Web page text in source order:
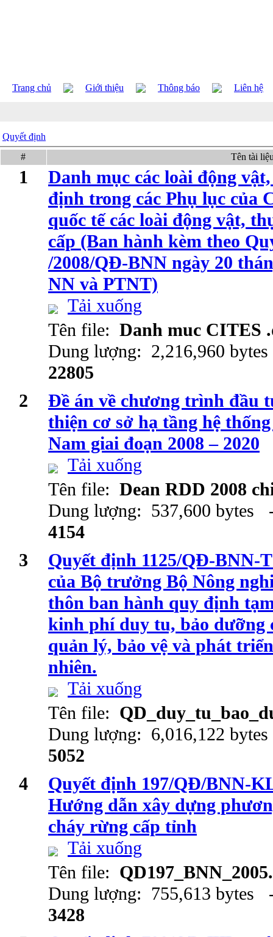
Trang chủ Giới thiệu Thông báo Liên hệ
Quyết định
#
Tên tài
1
Danh mục các loài động
định trong các Phụ lục của
quốc tế các loài động vật,
cấp (Ban hành kèm theo
/2008/QĐ-BNN ngày 20
NN và PTNT)
Tải xuống
Tên file: Danh muc CITES
Dung lượng: 2,216,960
22805
2
Đề án về chương trình đầu
thiện cơ sở hạ tầng hệ
Nam giai đoạn 2008 – 2020
Tải xuống
Tên file: Dean RDD 2008
Dung lượng: 537,600
4154
3
Quyết định 1125/QĐ-BNN-
của Bộ trưởng Bộ Nông
thôn ban hành quy định
kinh phí duy tu, bảo dưỡng
quản lý, bảo vệ và phát
nhiên.
Tải xuống
Tên file:
Dung lượng: 6,016,122
5052
4
Quyết định 197/QĐ/BNN-
Hướng dẫn xây dựng
cháy rừng cấp tỉnh
Tải xuống
Tên file:
Dung lượng: 755,613
3428